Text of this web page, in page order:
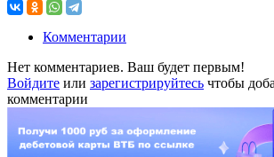
Комментарии
Нет комментариев. Ваш будет первым!
Войдите или зарегистрируйтесь чтобы
комментарии